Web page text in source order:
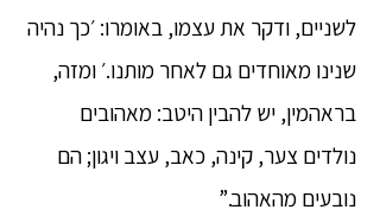
לשניים, ודקר את עצמו, באומרו: ׳כך נהיה
שנינו מאוחדים גם לאחר מותנו.׳ ומזה,
בראהמין, יש להבין היטב: מאהובים
נולדים צער, קינה, כאב, עצב ויגון; הם
נובעים מהאהוב.”